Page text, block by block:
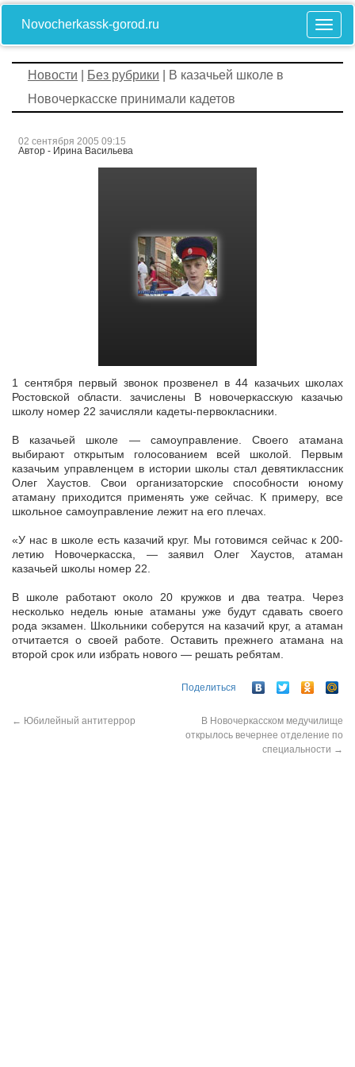
Novocherkassk-gorod.ru
Новости Без рубрики | В казачьей школе в
Новочеркасске принимали кадетов
02 сентября 2005 09:15
Автор - Ирина Васильева
1 сентября первый звонок прозвенел в 44 казачьих школах
Ростовской области. зачислены В новочеркасскую казачью
школу номер 22 зачисляли кадеты-первокласники.
В казачьей школе — самоуправление.
Своего атамана
выбирают открытым голосованием всей школой. Первым
казачьим управленцем в истории школы стал девятиклассник
Олег Хаустов. Свои организаторские способности юному
атаману приходится применять уже сейчас. К примеру, все
школьное самоуправление лежит на его плечах.
«У нас в школе есть казачий круг. Мы готовимся сейчас к 200-
летию Новочеркасска, — заявил Олег Хаустов, атаман
казачьей школы номер 22.
В школе работают около 20 кружков и два театра. Через
несколько недель юные атаманы уже будут сдавать своего
рода экзамен. Школьники соберутся на казачий круг, а атаман
отчитается о своей работе. Оставить прежнего атамана на
второй срок или избрать нового — решать ребятам.
Поделиться
← Юбилейный антитеррор
В Новочеркасском медучилище
открылось вечернее отделение по
специальности →